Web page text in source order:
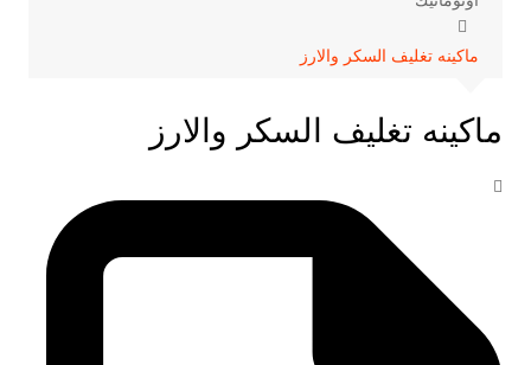
ماكينه تغليف السكر والارز
ماكينه تغليف السكر والارز